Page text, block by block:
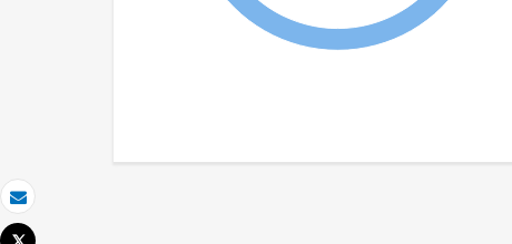
Correo electrónico